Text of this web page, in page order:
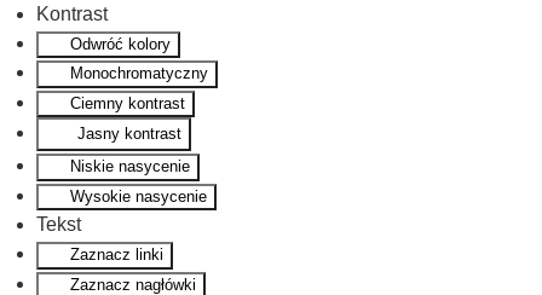
Kontrast
Odwróć kolory
Monochromatyczny
Ciemny kontrast
Jasny kontrast
Niskie nasycenie
Wysokie nasycenie
Tekst
Zaznacz linki
Zaznacz nagłówki